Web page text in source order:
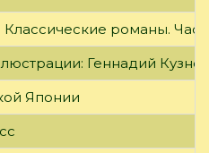
романы.
Геннадий
Японии